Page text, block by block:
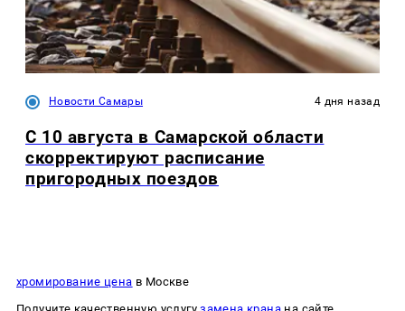
Новости Самары 4 дня назад
С 10 августа в Самарской области
скорректируют расписание
пригородных поездов
хромирование цена в Москве